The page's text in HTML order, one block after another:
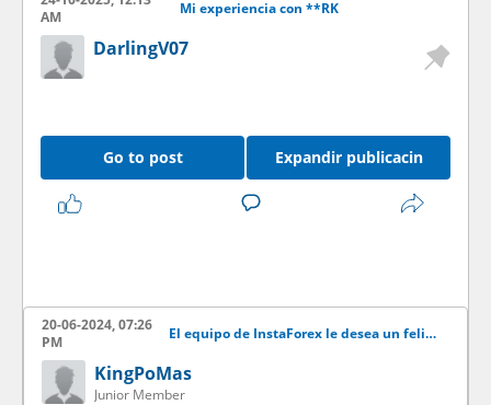
AM
Mi experiencia con **RK
DarlingV07
Go to post Expandir publicacin
20-06-2024, 07:26
PM
El equipo de InstaForex le desea un feliz ao nuevo!
KingPoMas
Junior Member